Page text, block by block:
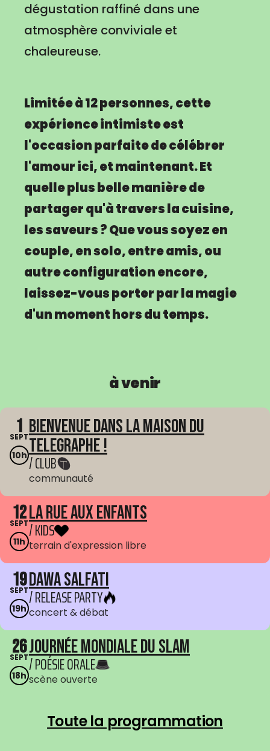
dégustation raffiné dans une
atmosphère conviviale et
chaleureuse.
Limitée à 12 personnes, cette
expérience intimiste est
l'occasion parfaite de célébrer
l'amour ici, et maintenant. Et
quelle plus belle manière de
partager qu'à travers la cuisine,
les saveurs ? Que vous soyez en
couple, en solo, entre amis, ou
autre configuration encore,
laissez-vous porter par la magie
d'un moment hors du temps.
à venir
1
SEPT
10h
Bienvenue dans La Maison du
Telegraphe !
/ CLUB
communauté
12
SEPT
11h
La Rue aux enfants
/ KIDS
terrain d'expression libre
19
SEPT
19h
Dawa Salfati
/ RELEASE PARTY
concert & débat
26
SEPT
18h
Journée mondiale du Slam
/ POÉSIE ORALE
scène ouverte
Toute la programmation